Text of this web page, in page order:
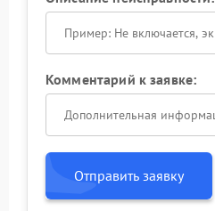
Комментарий к заявке:
Отправить заявку